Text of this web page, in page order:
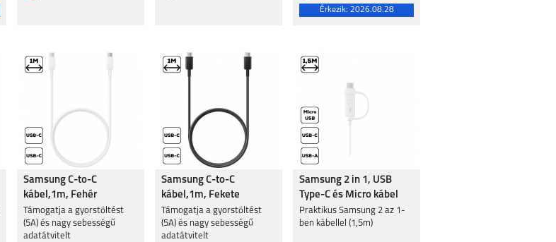
Érkezik: 2026.08.28
Samsung C-to-C
kábel,1m, Fehér
Támogatja a gyorstöltést
(5A) és nagy sebességű
adatátvitelt
Samsung C-to-C
kábel,1m, Fekete
Támogatja a gyorstöltést
(5A) és nagy sebességű
adatátvitelt
Samsung 2 in 1, USB
Type-C és Micro kábel
Praktikus Samsung 2 az 1-
ben kábellel (1,5m)